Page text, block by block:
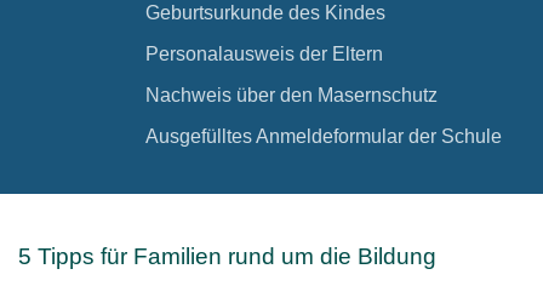
Geburtsurkunde des Kindes
Personalausweis der Eltern
Nachweis über den Masernschutz
Ausgefülltes Anmeldeformular der Schule
5 Tipps für Familien rund um die Bildung